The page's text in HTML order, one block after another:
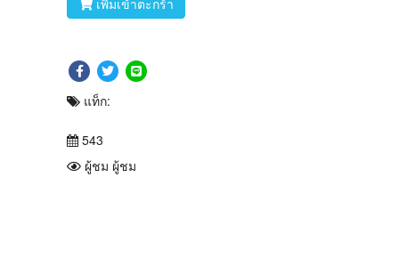
เพิ่มเข้าตะกร้า
แท็ก:
543
ผู้ชม ผู้ชม